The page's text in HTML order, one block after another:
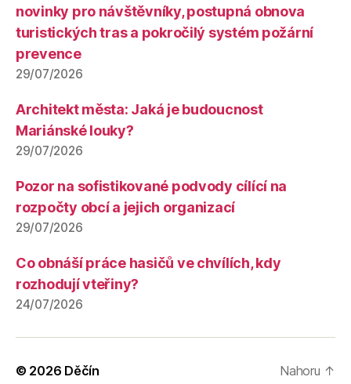
novinky pro návštěvníky, postupná obnova
turistických tras a pokročilý systém požární
prevence
29/07/2026
Architekt města: Jaká je budoucnost
Mariánské louky?
29/07/2026
Pozor na sofistikované podvody cílící na
rozpočty obcí a jejich organizací
29/07/2026
Co obnáší práce hasičů ve chvílích, kdy
rozhodují vteřiny?
24/07/2026
© 2026 Děčín Nahoru ↑